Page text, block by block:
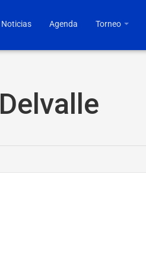
Noticias Agenda Torneo